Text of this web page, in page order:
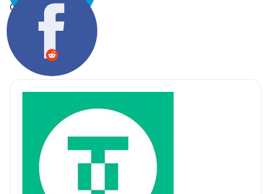
Chia sẻ: